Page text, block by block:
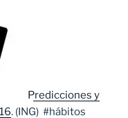
Predicciones y
. (ING) #hábitos